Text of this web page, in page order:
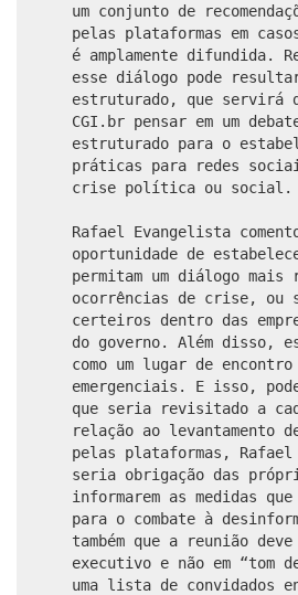
um conjunto de
pelas plataformas em
é amplamente difundida.
esse diálogo pode
estruturado, que servirá
CGI.br pensar em um
estruturado para o
práticas para redes
crise política ou social.
Rafael Evangelista
oportunidade de
permitam um diálogo mais
ocorrências de crise, ou
certeiros dentro das
do governo. Além disso,
como um lugar de
emergenciais. E isso,
que seria revisitado a
relação ao levantamento
pelas plataformas,
seria obrigação das
informarem as medidas
para o combate à
também que a reunião
executivo e não em “tom
uma lista de convidados